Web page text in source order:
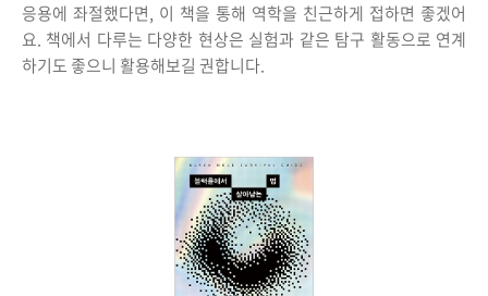
응용에 좌절했다면, 이 책을 통해 역학을 친근하게 접하면 좋겠어
요. 책에서 다루는 다양한 현상은 실험과 같은 탐구 활동으로 연계
하기도 좋으니 활용해보길 권합니다.